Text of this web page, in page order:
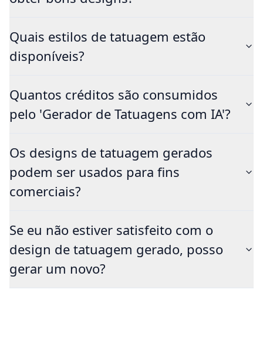
Quais estilos de tatuagem estão
disponíveis?
Quantos créditos são consumidos
pelo 'Gerador de Tatuagens com IA'?
Os designs de tatuagem gerados
podem ser usados para fins
comerciais?
Se eu não estiver satisfeito com o
design de tatuagem gerado, posso
gerar um novo?